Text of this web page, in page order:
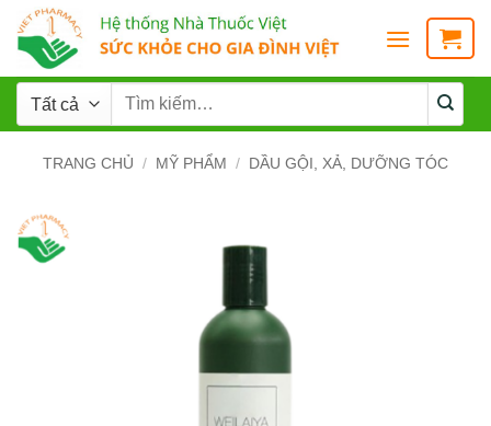
TRANG CHỦ / MỸ PHẨM / DẦU GỘI, XẢ, DƯỠNG TÓC